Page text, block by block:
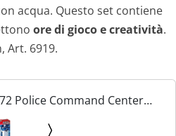
acqua. Questo set contiene
ore di gioco e creatività.
Art. 6919.
Police Command Center
5+